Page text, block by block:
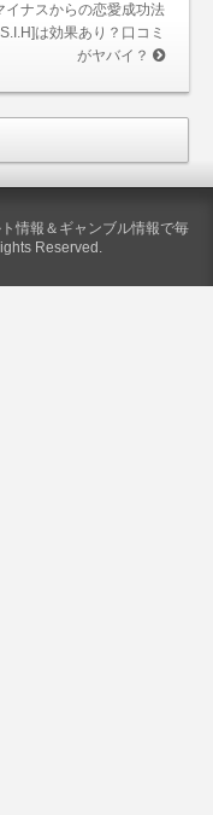
イナスからの恋愛成功法
は効果あり？口コミ
がヤバイ？
情報＆ギャンブル情報で毎
Reserved.